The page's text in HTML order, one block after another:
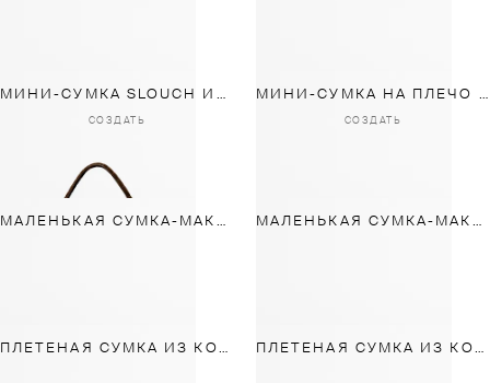
МИНИ-СУМКА SLOUCH ИЗ ЗАМШИ
СОЗДАТЬ
МИНИ-СУМКА НА ПЛЕЧО ИЗ КОЖИ
СОЗДАТЬ
МАЛЕНЬКАЯ СУМКА-МАКРАМЕ ИЗ КОЖИ НАППА МАЛЕНЬКАЯ СУМКА-МАКРАМЕ ИЗ КОЖИ НАППА
ПЛЕТЕНАЯ СУМКА ИЗ КОЖИ НАППА ПЛЕТЕНАЯ СУМКА ИЗ КОЖИ НАППА